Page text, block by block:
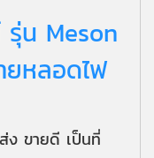
รุ่น Meson
ยหลอดไฟ
ง ขายดี เป็นที่